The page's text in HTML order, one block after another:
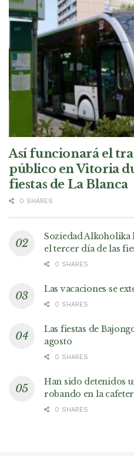
Así funcionará el
público en Vitoria
fiestas de La Blanca
0 SHARES
Soziedad Alkoholika
el tercer día de las
0 SHARES
Las vacaciones se
0 SHARES
Las fiestas de
agosto
0 SHARES
Han sido detenidos
robando en la
0 SHARES